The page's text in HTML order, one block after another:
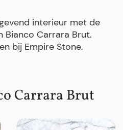
interieur met de
Bianco Carrara Brut.
bij Empire Stone.
Carrara Brut